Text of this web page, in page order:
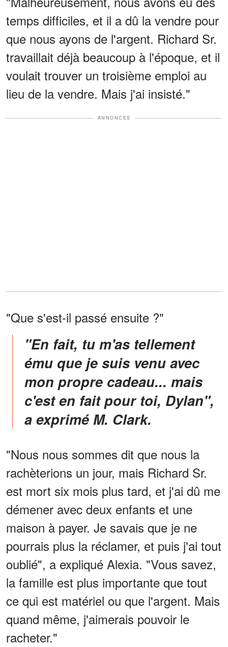
temps difficiles, et il a dû la vendre pour
que nous ayons de l'argent. Richard Sr.
travaillait déjà beaucoup à l'époque, et il
voulait trouver un troisième emploi au
lieu de la vendre. Mais j'ai insisté."
ANNONCES
"Que s'est-il passé ensuite ?"
"En fait, tu m'as tellement
ému que je suis venu avec
mon propre cadeau... mais
c'est en fait pour toi, Dylan",
a exprimé M. Clark.
"Nous nous sommes dit que nous la
rachèterions un jour, mais Richard Sr.
est mort six mois plus tard, et j'ai dû me
démener avec deux enfants et une
maison à payer. Je savais que je ne
pourrais plus la réclamer, et puis j'ai tout
oublié", a expliqué Alexia. "Vous savez,
la famille est plus importante que tout
ce qui est matériel ou que l'argent. Mais
quand même, j'aimerais pouvoir le
racheter."